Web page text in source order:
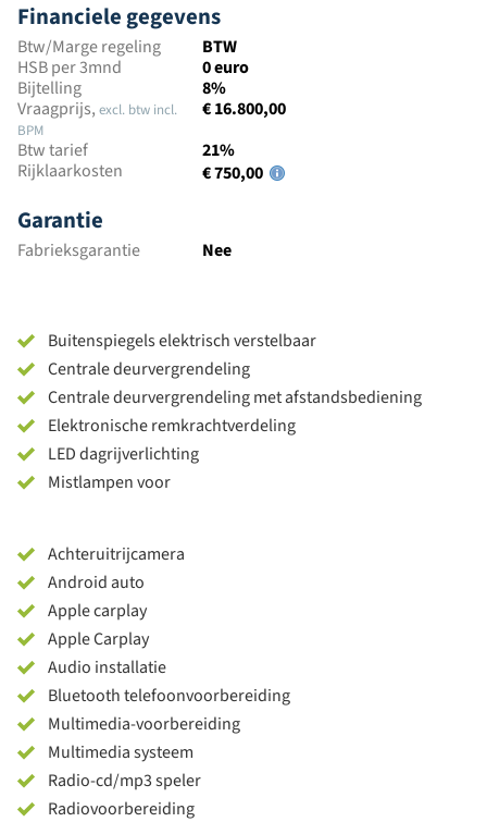
Financiele gegevens
Btw/Marge regeling
BTW
HSB per 3mnd
0 euro
Bijtelling
8%
Vraagprijs, excl. btw incl.
BPM
€ 16.800,00
Btw tarief
21%
Rijklaarkosten
€ 750,00
Garantie
Fabrieksgarantie Nee
Buitenspiegels elektrisch verstelbaar
Centrale deurvergrendeling
Centrale deurvergrendeling met afstandsbediening
Elektronische remkrachtverdeling
LED dagrijverlichting
Mistlampen voor
Achteruitrijcamera
Android auto
Apple carplay
Apple Carplay
Audio installatie
Bluetooth telefoonvoorbereiding
Multimedia-voorbereiding
Multimedia systeem
Radio-cd/mp3 speler
Radiovoorbereiding